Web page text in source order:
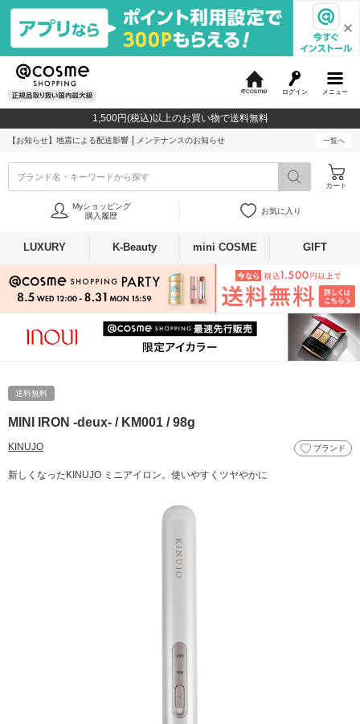
メニュー
ログイン
c
o
1,500円(税込)以上のお買い物で送料無料
【お知らせ】 地震による配送影響 メンテナンスのお知らせ 一覧へ
ブランド名・キーワードから探す
カート
Myショッピング
購入履歴
お気に入り
LUXURY K-Beauty mini COSME GIFT
送料無料
MINI IRON -deux- / KM001 / 98g
KINUJO ブランド
新しくなったKINUJO ミニアイロン。使いやすくツヤやかに